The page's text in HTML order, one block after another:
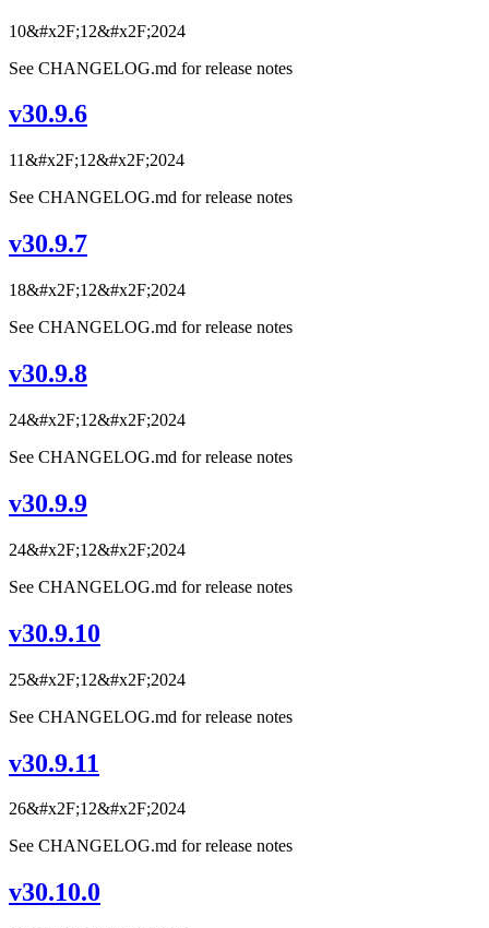
10&#x2F;12&#x2F;2024
See CHANGELOG.md for release notes
v30.9.6
11&#x2F;12&#x2F;2024
See CHANGELOG.md for release notes
v30.9.7
18&#x2F;12&#x2F;2024
See CHANGELOG.md for release notes
v30.9.8
24&#x2F;12&#x2F;2024
See CHANGELOG.md for release notes
v30.9.9
24&#x2F;12&#x2F;2024
See CHANGELOG.md for release notes
v30.9.10
25&#x2F;12&#x2F;2024
See CHANGELOG.md for release notes
v30.9.11
26&#x2F;12&#x2F;2024
See CHANGELOG.md for release notes
v30.10.0